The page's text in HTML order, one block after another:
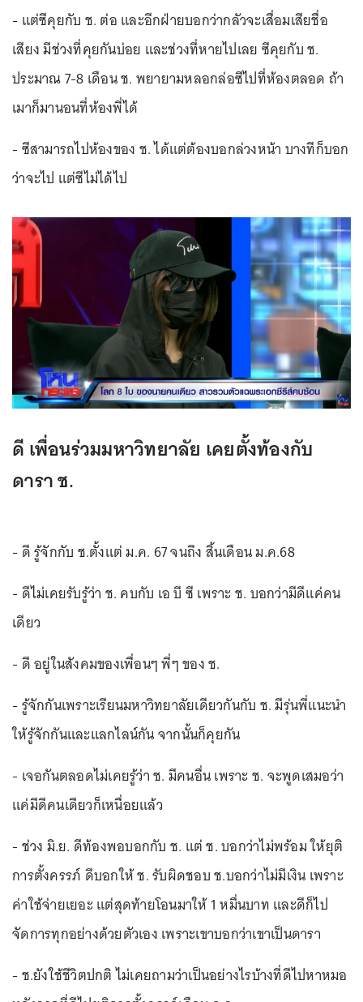
- แต่ซีคุยกับ ช. ต่อ และอีกฝ่ายบอกว่ากลัวจะเสื่อมเสียชื่อ
เสียง มีช่วงที่คุยกันบ่อย และช่วงที่หายไปเลย ซีคุยกับ ช.
ประมาณ 7-8 เดือน ช. พยายามหลอกล่อซีไปที่ห้องตลอด ถ้า
เมาก็มานอนที่ห้องพี่ได้
- ซีสามารถไปห้องของ ช. ได้แต่ต้องบอกล่วงหน้า บางทีก็บอก
ว่าจะไป แต่ซีไม่ได้ไป
ดี เพื่อนร่วมมหาวิทยาลัย เคยตั้งท้องกับ
ดารา ช.
- ดี รู้จักกับ ช.ตั้งแต่ ม.ค. 67 จนถึง สิ้นเดือน ม.ค.68
- ดีไม่เคยรับรู้ว่า ช. คบกับ เอ บี ซี เพราะ ช. บอกว่ามีดีแค่คน
เดียว
- ดี อยู่ในสังคมของเพื่อนๆ พี่ๆ ของ ช.
- รู้จักกันเพราะเรียนมหาวิทยาลัยเดียวกันกับ ช. มีรุ่นพี่แนะนำ
ให้รู้จักกันและแลกไลน์กัน จากนั้นก็คุยกัน
- เจอกันตลอดไม่เคยรู้ว่า ช. มีคนอื่น เพราะ ช. จะพูดเสมอว่า
แค่มีดีคนเดียวก็เหนื่อยแล้ว
- ช่วง มิ.ย. ดีท้องพอบอกกับ ช. แต่ ช. บอกว่าไม่พร้อม ให้ยุติ
การตั้งครรภ์ ดีบอกให้ ช. รับผิดชอบ ช.บอกว่าไม่มีเงิน เพราะ
ค่าใช้จ่ายเยอะ แต่สุดท้ายโอนมาให้ 1 หมื่นบาท และดีก็ไป
จัดการทุกอย่างด้วยตัวเอง เพราะเขาบอกว่าเขาเป็นดารา
- ช.ยังใช้ชีวิตปกติ ไม่เคยถามว่าเป็นอย่างไรบ้างที่ดีไปหาหมอ